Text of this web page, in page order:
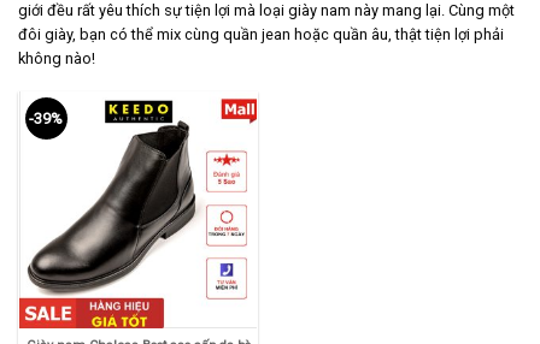
giới đều rất yêu thích sự tiện lợi mà loại giày nam này mang lại. Cùng một
đôi giày, bạn có thể mix cùng quần jean hoặc quần âu, thật tiện lợi phải
không nào!
-39%